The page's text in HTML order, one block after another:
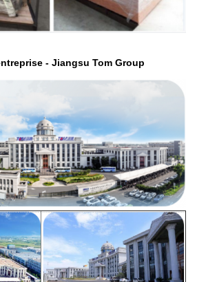
- Jiangsu Tom Group